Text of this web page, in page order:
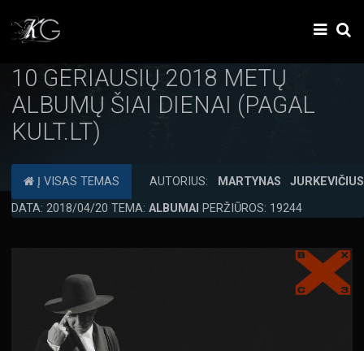
10 GERIAUSIŲ 2018 METŲ
ALBUMŲ ŠIAI DIENAI (PAGAL
KULT.LT)
Į VISAS TEMAS AUTORIUS:
MARTYNAS JURKEVIČIUS
DATA: 2018/04/20 TEMA: ALBUMAI PERŽIŪROS: 19244